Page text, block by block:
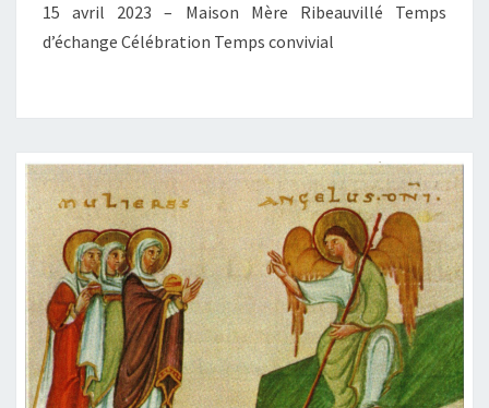
LA
DIVINE
TOGO
15 avril 2023 – Maison Mère Ribeauvillé Temps
d’échange Célébration Temps convivial